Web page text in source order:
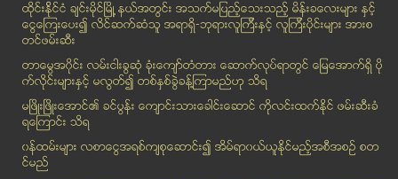
မိုးကုတ္ေရႊဆိုင္ လုယက္မႈ တရားခံ မမိေသး
အေရာင္မျပယ္ေသးသည့္ အစိမ္းရင့္ရင့္
လက္ႏွစ္ဖက္မဲ့ ေရကူးခ်န္ပီယံ
လယ္ယာေျမျပႆနာမ်ား ေျဖရွင္းမႈ ၿပီးစီးေၾကာင္း အစိုးရ...
ဘတ္စ္ကားမ်ားအတုိင္ခံရဆံုးမွာ ယာဥ္စီးခပိုေတာင္းျခင္...
ဘန္ေကာက္တြင္ ေမွာင္ခုိသြင္းထားသည့္ လက္နက္ႏွင့္ ဗုံ...
ရန္ကုန္ေဆး႐ုံႀကီးအား ႏုိင္ငံ၏ စံျပေဆး႐ုံအျဖစ္ ေဆာင...
ထိုင္းနို္င္ငံ ခ်င္းမိုင္ျမိဳ ့နယ္အတြင္း အသက္မျပည့္ေသးသည့္ မိန္းခေလးမ်ား နွင့္
ေငြေၾကးေပး၍ လိင္ဆက္ဆံသူ အရာရွိ-ဘုရားလူၾကီးနွင့္ လူၾကီးပိုင္းမ်ား အားစ
တင္ဖမ္းဆီး
တာေမြအ၀ိုင္း လမ္းငါးခြဆံု ခံုးေက်ာ္တံတား ေဆာက္လုပ္ရာတြင္ ေျမေအာက္ရွိ ပို
က္လိုင္းမ်ားႏွင့္ မလြတ္၍ တစ္ႏွစ္ခြဲခန္႔ၾကာမည္ဟု သိရ
မၿဖိဳးၿဖိဳးေအာင္၏ ခင္ပြန္း ေက်ာင္းသားေခါင္းေဆာင္ ကိုလင္းထက္ႏိုင္ ဖမ္းဆီးခံ
ရေၾကာင္း သိရ
၀န္ထမ္းမ်ား လစာေငြအရစ္က်စုေဆာင္း၍ အိမ္ရာ၀ယ္ယူႏုိင္မည့္အစီအစဥ္ စတ
င္မည္